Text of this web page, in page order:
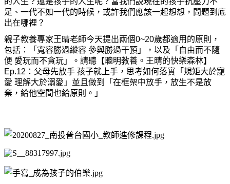
足、一代不如一代的時候，或許我們應該一起想想，問題到底
出在哪裡？
親子教養專家王晴老師今天提出兩個0~20歲都適用的原則，
包括：「寬容勝過縱容 參與勝過干預」，以及「自由而不隨
便 愛玩而不貪玩」。請聽【聰明教養。王晴的快樂森林】
Ep.12：父母先放手 孩子就上手，思考如何落實「規矩大於寵
愛 理解大於溺愛」並且做到「在框架中放手，放生不是放
棄，給他空間也給原則。」